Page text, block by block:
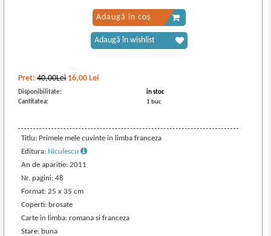
Pret:40,00Lei 16,00 Lei
Disponibilitate:
in stoc
Cantitatea:
1 buc
Titlu: Primele mele cuvinte in limba franceza
Editura: Niculescu
An de aparitie: 2011
Nr. pagini: 48
Format: 25 x 35 cm
Coperti: brosate
Carte in limba: romana si franceza
Stare: buna
Adaugă în coș
Adaugă în wishlist